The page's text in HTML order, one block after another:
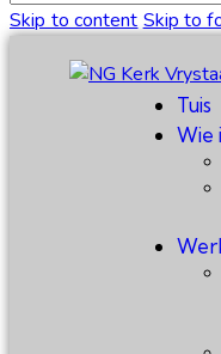
Skip to content Skip to
Tuis
Wie